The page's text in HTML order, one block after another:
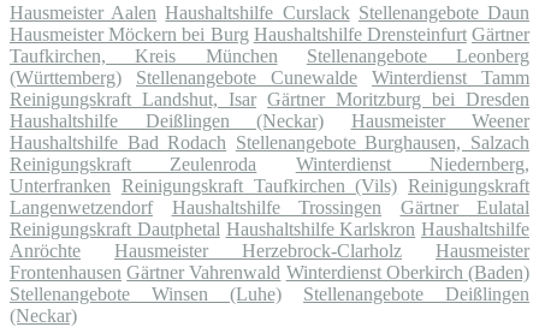
Hausmeister Aalen Haushaltshilfe Curslack Stellenangebote Daun
Hausmeister Möckern bei Burg Haushaltshilfe Drensteinfurt Gärtner
Taufkirchen, Kreis München
Stellenangebote Leonberg
(Württemberg)
Stellenangebote Cunewalde
Winterdienst Tamm
Reinigungskraft Landshut, Isar Gärtner Moritzburg bei Dresden
Haushaltshilfe Deißlingen (Neckar)
Hausmeister Weener
Haushaltshilfe Bad Rodach Stellenangebote Burghausen, Salzach
Reinigungskraft Zeulenroda
Winterdienst Niedernberg,
Unterfranken Reinigungskraft Taufkirchen (Vils) Reinigungskraft
Langenwetzendorf
Haushaltshilfe Trossingen
Gärtner Eulatal
Reinigungskraft Dautphetal Haushaltshilfe Karlskron Haushaltshilfe
Anröchte
Hausmeister Herzebrock-Clarholz
Hausmeister
Frontenhausen Gärtner Vahrenwald Winterdienst Oberkirch (Baden)
Stellenangebote Winsen (Luhe)
Stellenangebote Deißlingen
(Neckar)